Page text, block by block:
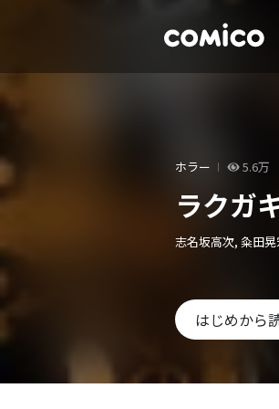
ホラー 5.6万
ラクガ
志名坂高次, 粂田
はじめから